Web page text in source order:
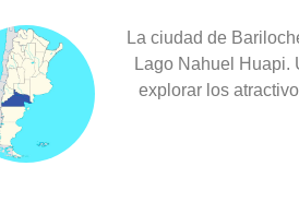
Senderos entre bosques, montañas
inolvidables. Conectate con la
La ciudad de
Lago Nahuel Huapi.
explorar los